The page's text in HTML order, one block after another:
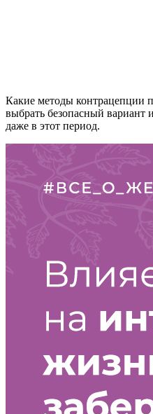
Какие методы контрацепции
выбрать безопасный вариант
даже в этот период.